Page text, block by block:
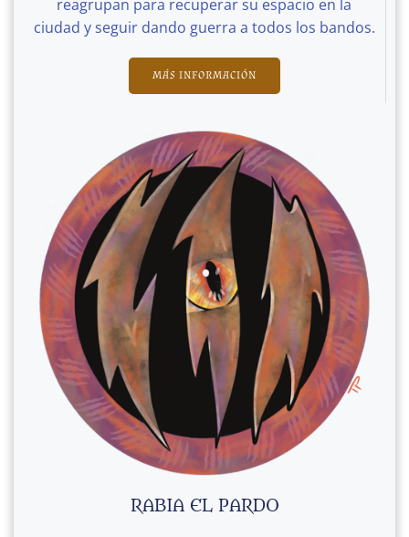
reagrupan para recuperar su espacio en la
ciudad y seguir dando guerra a todos los bandos.
MÁS INFORMACIÓN
RABIA EL PARDO